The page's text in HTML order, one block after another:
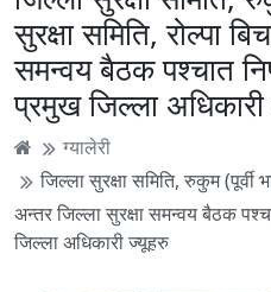
सुरक्षा समिति, रोल्पा
समन्वय बैठक पश्चात
प्रमुख जिल्ला
ग्यालेरी
जिल्ला सुरक्षा समिति, रुकुम (पूर्वी
अन्तर जिल्ला सुरक्षा समन्वय बैठक
जिल्ला अधिकारी ज्यूहरु